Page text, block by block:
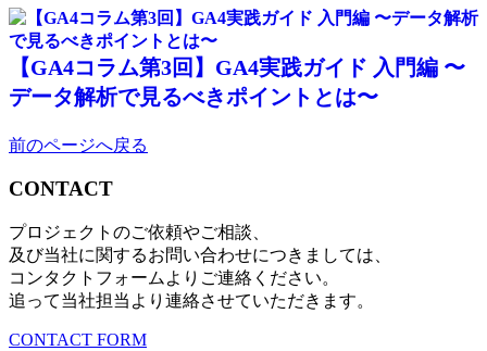
【GA4コラム第3回】GA4実践ガイド 入門編 〜
データ解析で見るべきポイントとは〜
前のページへ戻る
CONTACT
プロジェクトのご依頼やご相談、
及び当社に関するお問い合わせにつきましては、
コンタクトフォームよりご連絡ください。
追って当社担当より連絡させていただきます。
CONTACT FORM